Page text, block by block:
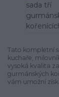
Tato kompletní
kuchaře,
vysoká kvalita
gurmánských
vám umožní